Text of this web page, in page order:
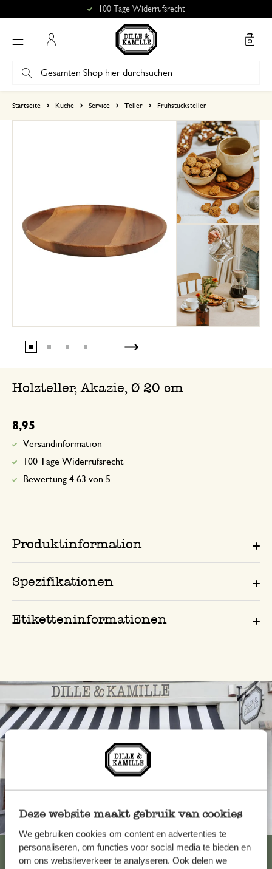
Deze website maakt gebruik van cookies
We gebruiken cookies om content en advertenties te
personaliseren, om functies voor social media te bieden en
om ons websiteverkeer te analyseren. Ook delen we
100 Tage Widerrufsrecht
Startseite Küche Service Teller Frühstücksteller
Holzteller, Akazie, Ø 20 cm
8,95
Versandinformation
100 Tage Widerrufsrecht
Bewertung 4.63 von 5
Produktinformation
Spezifikationen
Etiketteninformationen
Immer in der Nähe
Alle 62 Geschäfte anzeigen